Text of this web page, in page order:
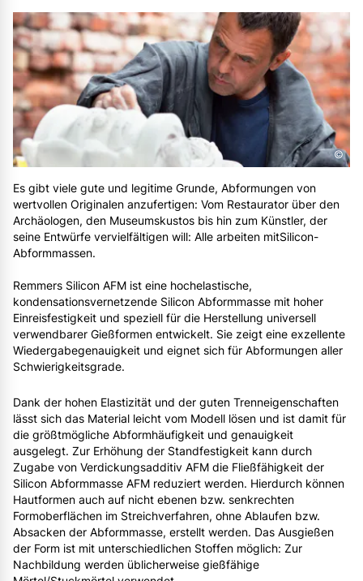
Es gibt viele gute und legitime Grunde, Abformungen von
wertvollen Originalen anzufertigen: Vom Restaurator über den
Archäologen, den Museumskustos bis hin zum Künstler, der
seine Entwürfe vervielfältigen will: Alle arbeiten mitSilicon-
Abformmassen.
Remmers Silicon AFM ist eine hochelastische,
kondensationsvernetzende Silicon Abformmasse mit hoher
Einreisfestigkeit und speziell für die Herstellung universell
verwendbarer Gießformen entwickelt. Sie zeigt eine exzellente
Wiedergabegenauigkeit und eignet sich für Abformungen aller
Schwierigkeitsgrade.
©
Dank der hohen Elastizität und der guten Trenneigenschaften
lässt sich das Material leicht vom Modell lösen und ist damit für
die größtmögliche Abformhäufigkeit und genauigkeit
ausgelegt. Zur Erhöhung der Standfestigkeit kann durch
Zugabe von Verdickungsadditiv AFM die Fließfähigkeit der
Silicon Abformmasse AFM reduziert werden. Hierdurch können
Hautformen auch auf nicht ebenen bzw. senkrechten
Formoberflächen im Streichverfahren, ohne Ablaufen bzw.
Absacken der Abformmasse, erstellt werden. Das Ausgießen
der Form ist mit unterschiedlichen Stoffen möglich: Zur
Nachbildung werden üblicherweise gießfähige